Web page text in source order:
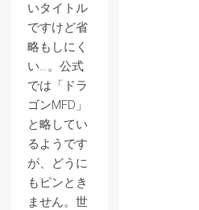
いタイトル
ですけど省
略もしにく
い…。公式
では「ドラ
ゴンMFD」
と略してい
るようです
が、どうに
もピンとき
ません。世